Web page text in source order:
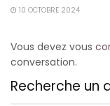
10 OCTOBRE 2024
Vous devez vous
conversation.
Recherche un